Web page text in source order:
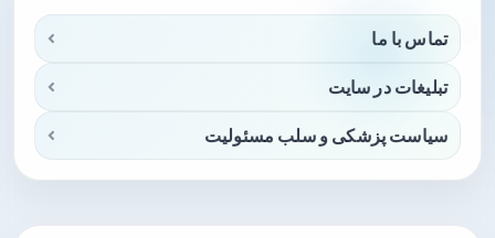
تماس با ما
تبلیغات در سایت
سیاست پزشکی و سلب مسئولیت